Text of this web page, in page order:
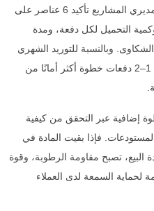
قبل إصدار طلب طويل الأجل، ينبغي لمديري المشاريع تأكيد 6 عناصر على
التحميل لكل دفعة، ومدة
وبالنسبة للتوريد الشهري
المتكرر، غالبًا ما تكون تجربة طلب من 1–2 دفعات خطوة أكثر أمانًا من
إضافية عبر التحقق من كيفية
فإذا بقيت المادة في
قبل إعادة البيع، تصبح مقاومة الرطوبة، وقوة
لحماية السمعة لدى العملاء